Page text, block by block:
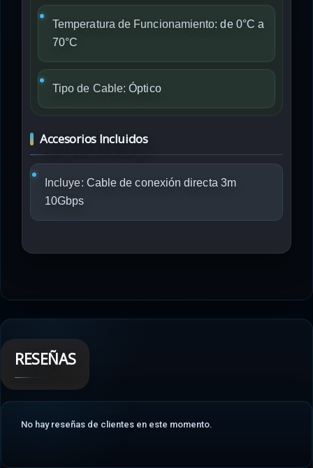
Temperatura de Funcionamiento: de 0°C a
70°C
Tipo de Cable: Óptico
Accesorios Incluidos
Incluye: Cable de conexión directa 3m
10Gbps
RESEÑAS
No hay reseñas de clientes en este momento.